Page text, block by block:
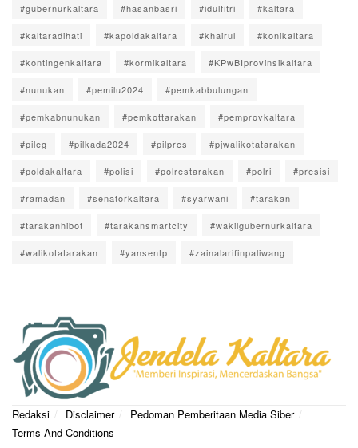
#gubernurkaltara #hasanbasri #idulfitri #kaltara
#kaltaradihati #kapoldakaltara #khairul #konikaltara
#kontingenkaltara #kormikaltara #KPwBIprovinsikaltara
#nunukan #pemilu2024 #pemkabbulungan
#pemkabnunukan #pemkottarakan #pemprovkaltara
#pileg #pilkada2024 #pilpres #pjwalikotatarakan
#poldakaltara #polisi #polrestarakan #polri #presisi
#ramadan #senatorkaltara #syarwani #tarakan
#tarakanhibot #tarakansmartcity #wakilgubernurkaltara
#walikotatarakan #yansentp #zainalarifinpaliwang
Redaksi Disclaimer
Pedoman Pemberitaan Media Siber
Terms And Conditions